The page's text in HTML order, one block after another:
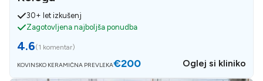
30+ let izkušenj
Zagotovljena najboljša ponudba
4.6(1 komentar)
KOVINSKO KERAMIČNA PREVLEKA€200 Oglej si kliniko